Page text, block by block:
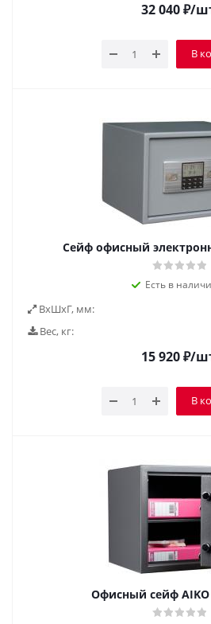
32 040₽/
В
Сейф офисный
Есть в
ВxШxГ, мм:
Вес, кг:
15 920₽/
В
Офисный сейф AIKO